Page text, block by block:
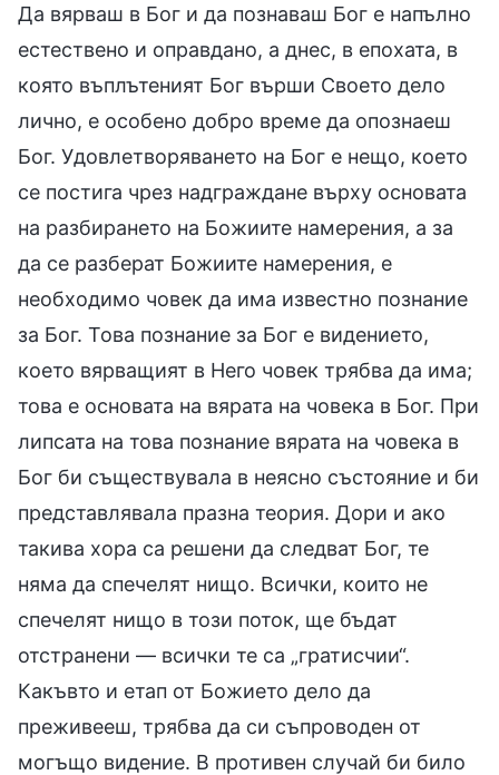
Да вярваш в Бог и да познаваш Бог е напълно
естествено и оправдано, а днес, в епохата, в
която въплътеният Бог върши Своето дело
лично, е особено добро време да опознаеш
Бог. Удовлетворяването на Бог е нещо, което
се постига чрез надграждане върху основата
на разбирането на Божиите намерения, а за
да се разберат Божиите намерения, е
необходимо човек да има известно познание
за Бог. Това познание за Бог е видението,
което вярващият в Него човек трябва да има;
това е основата на вярата на човека в Бог. При
липсата на това познание вярата на човека в
Бог би съществувала в неясно състояние и би
представлявала празна теория. Дори и ако
такива хора са решени да следват Бог, те
няма да спечелят нищо. Всички, които не
спечелят нищо в този поток, ще бъдат
отстранени — всички те са „гратисчии“.
Какъвто и етап от Божието дело да
преживееш, трябва да си съпроводен от
могъщо видение. В противен случай би било